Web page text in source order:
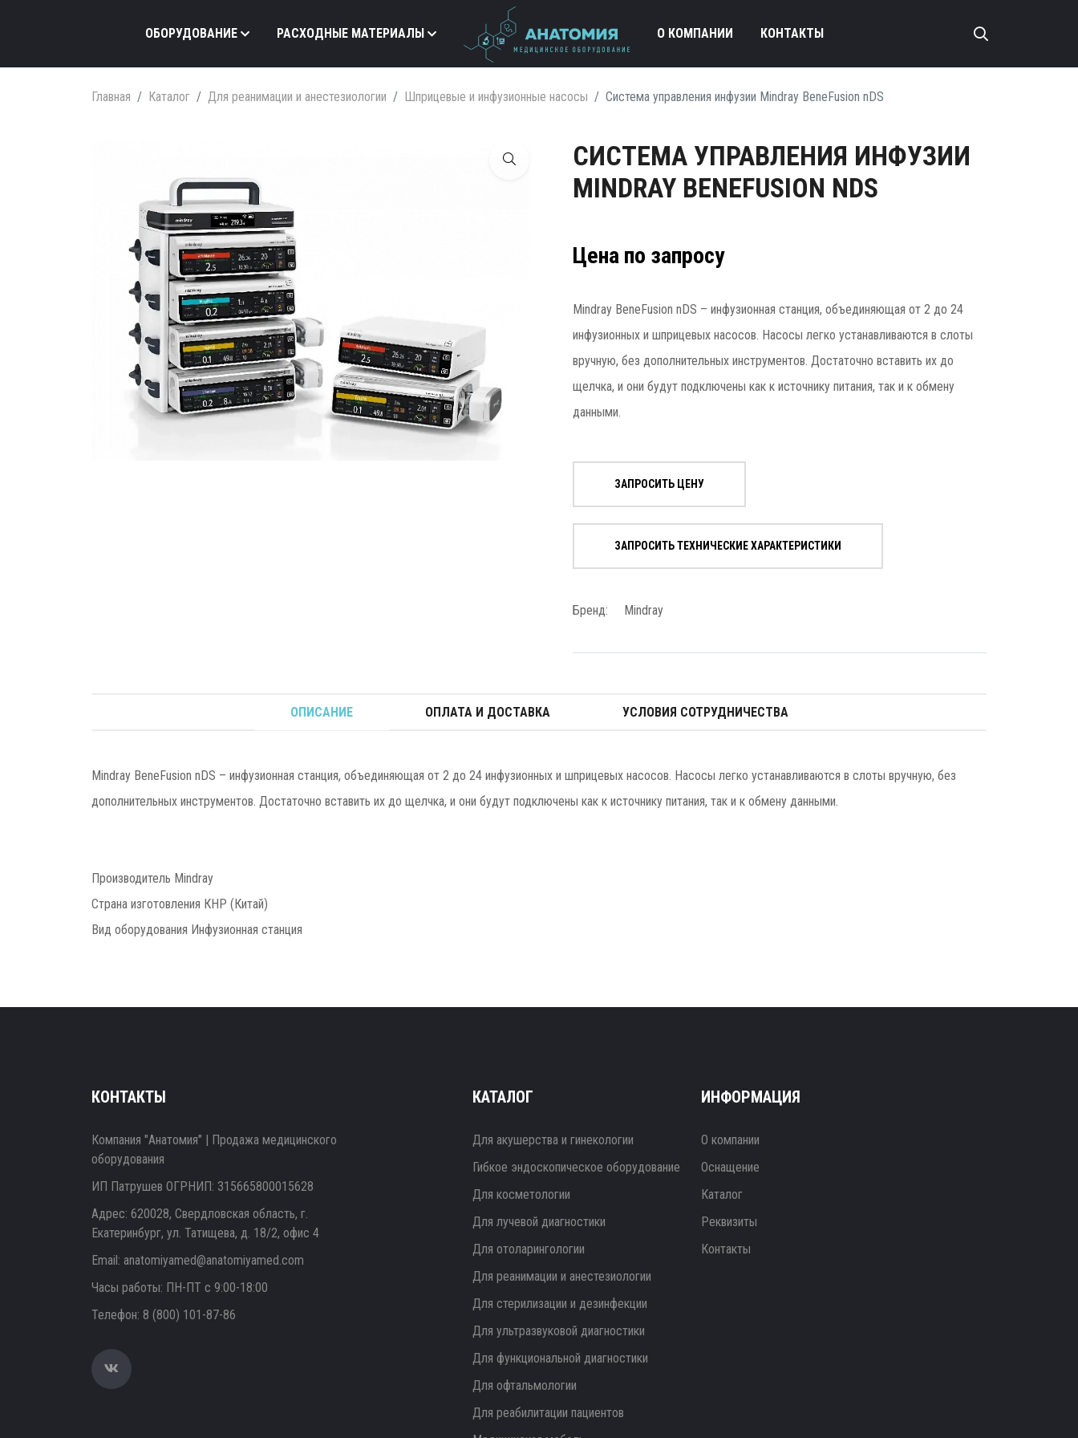
ОБОРУДОВАНИЕ РАСХОДНЫЕ МАТЕРИАЛЫ О КОМПАНИИ КОНТАКТЫ
Главная Каталог Для реанимации и анестезиологии Шприцевые и инфузионные насосы Система управления инфузии Mindray BeneFusion nDS
СИСТЕМА УПРАВЛЕНИЯ ИНФУЗИИ
MINDRAY BENEFUSION NDS
Цена по запросу
Mindray BeneFusion nDS – инфузионная станция, объединяющая от 2 до 24
инфузионных и шприцевых насосов. Насосы легко устанавливаются в слоты
вручную, без дополнительных инструментов. Достаточно вставить их до
щелчка, и они будут подключены как к источнику питания, так и к обмену
данными.
ЗАПРОСИТЬ ЦЕНУ
ЗАПРОСИТЬ ТЕХНИЧЕСКИЕ ХАРАКТЕРИСТИКИ
Бренд: Mindray
ОПИСАНИЕ ОПЛАТА И ДОСТАВКА УСЛОВИЯ СОТРУДНИЧЕСТВА
Mindray BeneFusion nDS – инфузионная станция, объединяющая от 2 до 24 инфузионных и шприцевых насосов. Насосы легко устанавливаются в слоты вручную, без
дополнительных инструментов. Достаточно вставить их до щелчка, и они будут подключены как к источнику питания, так и к обмену данными.
Производитель Mindray
Страна изготовления КНР (Китай)
Вид оборудования Инфузионная станция
КОНТАКТЫ
Компания "Анатомия" | Продажа медицинского
оборудования
ИП Патрушев ОГРНИП: 315665800015628
Адрес: 620028, Свердловская область, г.
Екатеринбург, ул. Татищева, д. 18/2, офис 4
Email: anatomiyamed@anatomiyamed.com
Часы работы: ПН-ПТ с 9:00-18:00
Телефон: 8 (800) 101-87-86
КАТАЛОГ
Для акушерства и гинекологии
Гибкое эндоскопическое оборудование
Для косметологии
Для лучевой диагностики
Для отоларингологии
Для реанимации и анестезиологии
Для стерилизации и дезинфекции
Для ультразвуковой диагностики
Для функциональной диагностики
Для офтальмологии
Для реабилитации пациентов
ИНФОРМАЦИЯ
О компании
Оснащение
Каталог
Реквизиты
Контакты